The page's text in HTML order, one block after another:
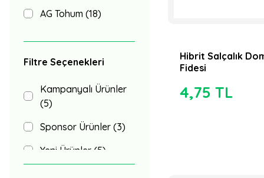
AG Tohum (18)
Hazera Tohum (13)
Nunhems Tohum
(12)
Axia tohum (11)
Pozitif Tohum (10)
Filtre Seçenekleri
Kampanyalı Ürünler
(5)
Sponsor Ürünler (3)
Yeni Ürünler (5)
Hibrit Salçalık
Fidesi
4,75 TL